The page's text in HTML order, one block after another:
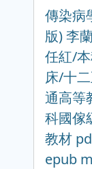
傳染病
版) 李蘭
任紅/
床/十
通高等
科國傢
教材
epub